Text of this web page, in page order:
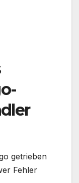
getrieben
Fehler